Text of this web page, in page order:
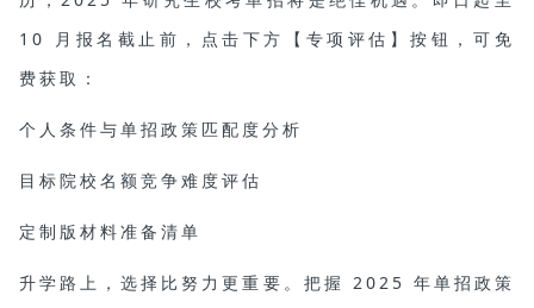
10 月报名截止前，点击下方【专项评估】按钮，可免
费获取：
个人条件与单招政策匹配度分析
目标院校名额竞争难度评估
定制版材料准备清单
升学路上，选择比努力更重要。把握 2025 年单招政策